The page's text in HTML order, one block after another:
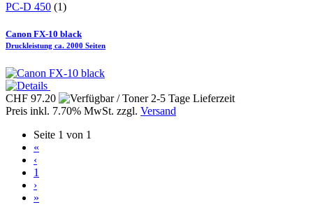
PC-D 450 (1)
Canon FX-10 black
Druckleistung ca. 2000 Seiten
CHF 97.20
Preis inkl. 7.70% MwSt. zzgl. Versand
Seite 1 von 1
«
‹
1
›
»